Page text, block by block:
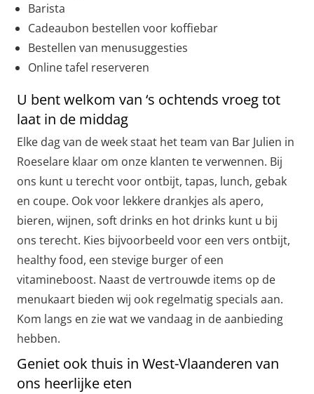
Barista
Cadeaubon bestellen voor koffiebar
Bestellen van menusuggesties
Online tafel reserveren
U bent welkom van ‘s ochtends vroeg tot
laat in de middag
Elke dag van de week staat het team van Bar Julien in
Roeselare klaar om onze klanten te verwennen. Bij
ons kunt u terecht voor ontbijt, tapas, lunch, gebak
en coupe. Ook voor lekkere drankjes als apero,
bieren, wijnen, soft drinks en hot drinks kunt u bij
ons terecht. Kies bijvoorbeeld voor een vers ontbijt,
healthy food, een stevige burger of een
vitamineboost. Naast de vertrouwde items op de
menukaart bieden wij ook regelmatig specials aan.
Kom langs en zie wat we vandaag in de aanbieding
hebben.
Geniet ook thuis in West-Vlaanderen van
ons heerlijke eten